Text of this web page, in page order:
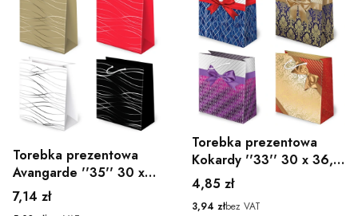
Torebka prezentowa
Avangarde ''35'' 30 x
36,5 x 13
Cena
7,14 zł
Torebka prezentowa
Kokardy ''33'' 30 x 36,5
x 13
Cena
4,85 zł
Cena
3,94 złbez VAT